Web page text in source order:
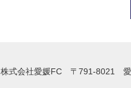
株式会社愛媛FC 〒791-8021 愛